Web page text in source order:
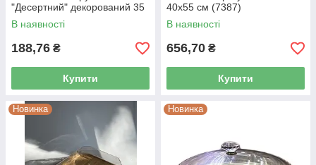
"Десертний" декорований 35
см* 24,5 см Helios 7391
В наявності
188,76 ₴
Купити
40х55 см (7387)
В наявності
656,70 ₴
Купити
Новинка Новинка